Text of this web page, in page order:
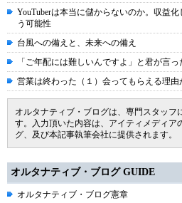
YouTuberは本当に儲からないのか。収益
う可能性
台風への備えと、未来への備え
「ご年配には難しいんですよ」と君が言
営業は終わった（１）会ってもらえる理由
オルタナティブ・ブログは、専門スタッフ
す。入力頂いた内容は、アイティメディア
グ、及び本記事執筆会社に提供されます。
オルタナティブ・ブログ GUIDE
オルタナティブ・ブログ憲章